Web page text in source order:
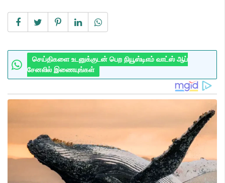
செய்திகளை உடனுக்குடன் பெற நியூஸ்டிஎம் வாட்ஸ் ஆப்
சேனலில் இணையுங்கள்